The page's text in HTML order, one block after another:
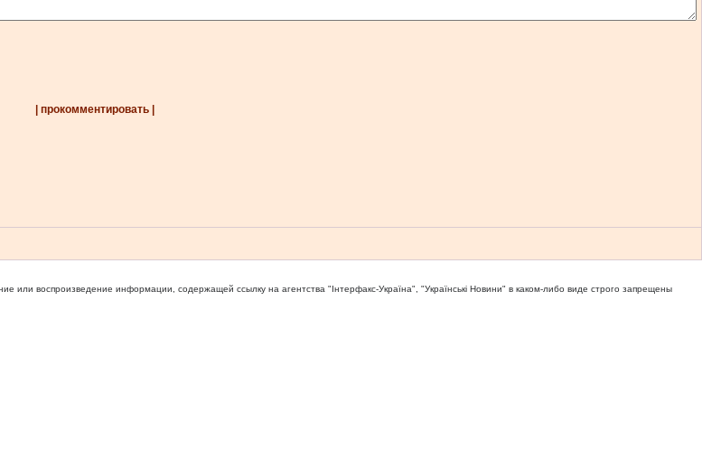
| прокомментировать |
или воспроизведение информации, содержащей ссылку на агентства "Iнтерфакс-Україна", "Українськi Новини" в каком-либо виде строго запрещены